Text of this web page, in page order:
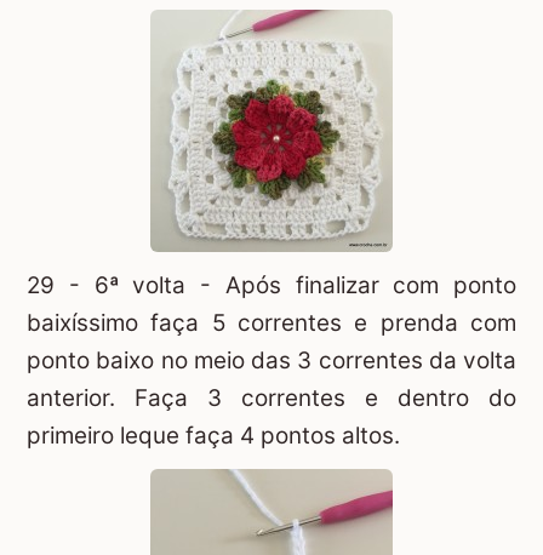
29 - 6ª volta - Após finalizar com ponto
baixíssimo faça 5 correntes e prenda com
ponto baixo no meio das 3 correntes da volta
anterior. Faça 3 correntes e dentro do
primeiro leque faça 4 pontos altos.